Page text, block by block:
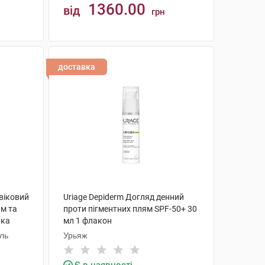
від 1360.00 грн
та
доставка
Uriage Depiderm Догляд денний
проти пігментних плям SPF-50+ 30
мл 1 флакон
Урьяж